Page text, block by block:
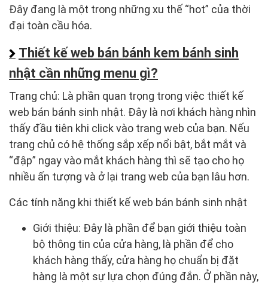
Đây đang là một trong những xu thế “hot” của thời
đại toàn cầu hóa.
Thiết kế web bán bánh kem bánh sinh
nhật cần những menu gì?
Trang chủ: Là phần quan trọng trong việc thiết kế
web bán bánh sinh nhật. Đây là nơi khách hàng nhìn
thấy đầu tiên khi click vào trang web của bạn. Nếu
trang chủ có hệ thống sắp xếp nổi bật, bắt mắt và
“đập” ngay vào mắt khách hàng thì sẽ tạo cho họ
nhiều ấn tượng và ở lại trang web của bạn lâu hơn.
Các tính năng khi thiết kế web bán bánh sinh nhật
Giới thiệu: Đây là phần để bạn giới thiệu toàn
bộ thông tin của cửa hàng, là phần để cho
khách hàng thấy, cửa hàng họ chuẩn bị đặt
hàng là một sự lựa chọn đúng đắn. Ở phần này,